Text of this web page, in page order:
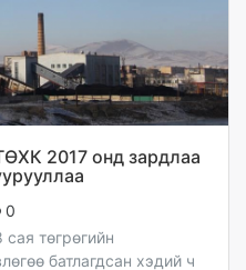
2017 онд зардлаа
0
төгрөгийн
батлагдсан хэдий ч